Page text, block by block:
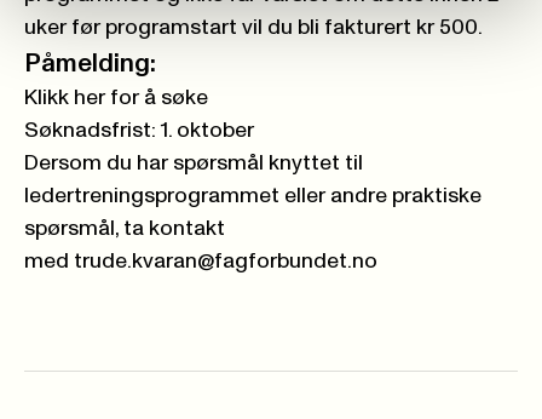
uker før programstart vil du bli fakturert kr 500.
Påmelding:
Klikk her for å søke
Søknadsfrist: 1. oktober
Dersom du har spørsmål knyttet til
ledertreningsprogrammet eller andre praktiske
spørsmål , ta kontakt
med trude.kvaran@fagforbundet.no